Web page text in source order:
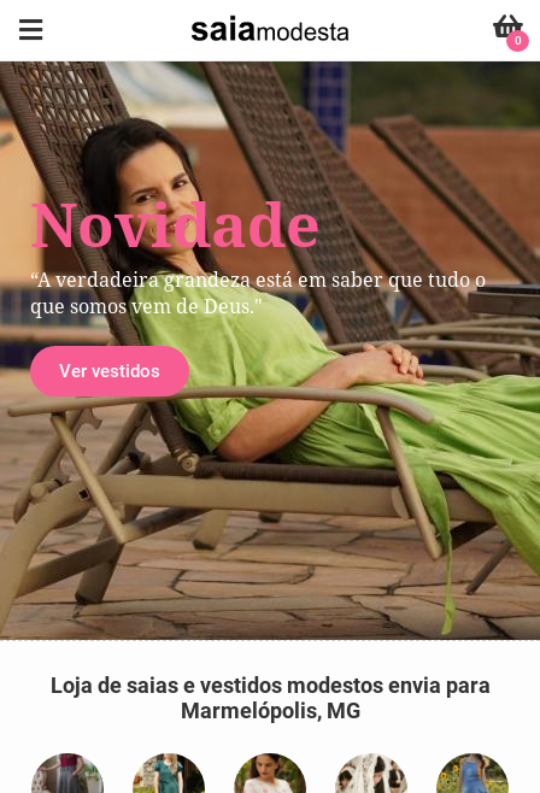
Novidade
“A verdadeira grandeza está em saber que tudo o
que somos vem de Deus."
Ver vestidos
0
Loja de saias e vestidos modestos envia para
Marmelópolis, MG